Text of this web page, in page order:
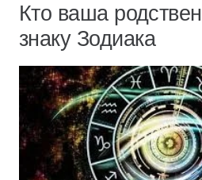
Кто ваша
знаку Зодиака